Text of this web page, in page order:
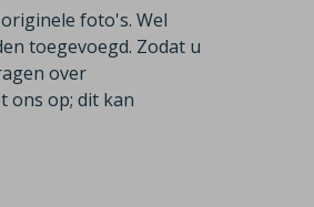
foto's. Wel
toegevoegd. Zodat u
over
ons op; dit kan